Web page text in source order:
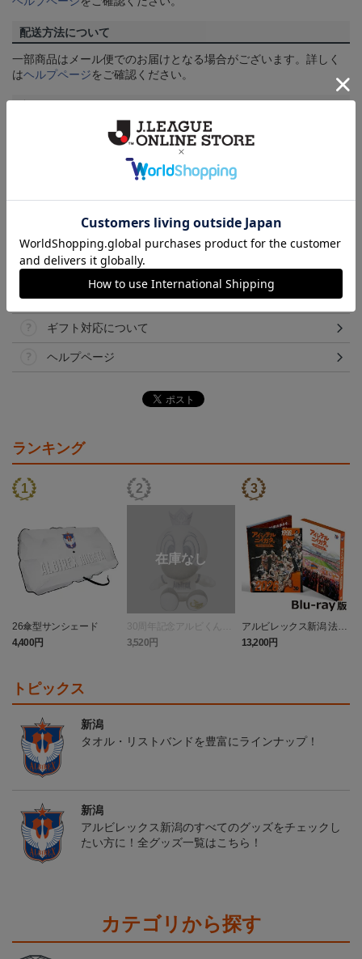
配送方法について
一部商品はメール便でのお届けとなる場合がございます。詳しく
はヘルプページをご確認ください。
【カラーについて】
商品画像は、お使いのパソコンのモニターおよびスマートフォン
のメーカー・機種・画面設定等により、実際の商品の色と異なっ
て見える場合がございます。あらかじめご了承ください。
取り扱い商品によっては、パッケージやデザインなどの仕様が予
告なく変更になることがございます。
その他
決済について
ギフト対応について
ヘルプページ
ランキング
26傘型サンシェード
4,400円
30周年記念アルビくんぬ
いぐるみ
3,520円
アルビレックス新潟 法人
設立30周年記念 アイシ
テルニイガタ ―受け継が
13,200円
トピックス
新潟
タオル・リストバンドを豊富にラインナップ！
新潟
アルビレックス新潟のすべてのグッズをチェックし
たい方に！全グッズ一覧はこちら！
カテゴリから探す